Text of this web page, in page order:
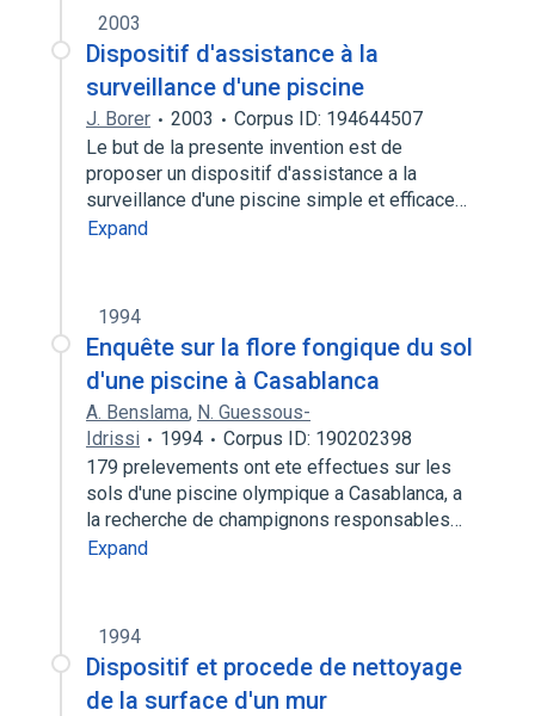
2003
Dispositif d'assistance à la
surveillance d'une piscine
J. Borer 2003
Corpus ID: 194644507
Le but de la presente invention est de
proposer un dispositif d'assistance a la
surveillance d'une piscine simple et efficace…
Expand
1994
Enquête sur la flore fongique du sol
d'une piscine à Casablanca
A. Benslama, N. Guessous-
Idrissi
1994
Corpus ID: 190202398
179 prelevements ont ete effectues sur les
sols d'une piscine olympique a Casablanca, a
la recherche de champignons responsables…
Expand
1994
Dispositif et procede de nettoyage
de la surface d'un mur